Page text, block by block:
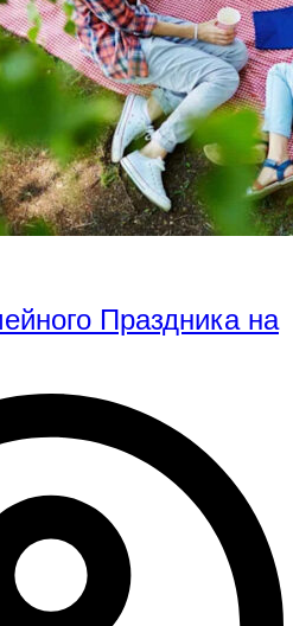
Праздника на